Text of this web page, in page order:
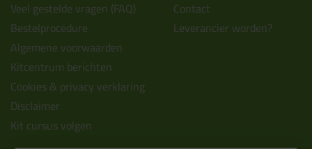
Veel gestelde vragen (FAQ)
Bestelprocedure
Algemene voorwaarden
Kitcentrum berichten
Cookies & privacy verklaring
Disclaimer
Kit cursus volgen
Contact
Leverancier worden?